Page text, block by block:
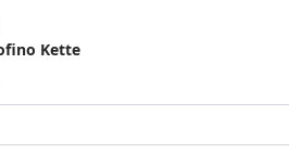
Kette